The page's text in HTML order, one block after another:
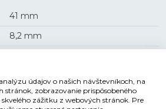
41 mm
8,2 mm
Titán
údajov o našich návštevníkoch, na
stránok, zobrazovanie prispôsobeného
zážitku z webových stránok. Pre